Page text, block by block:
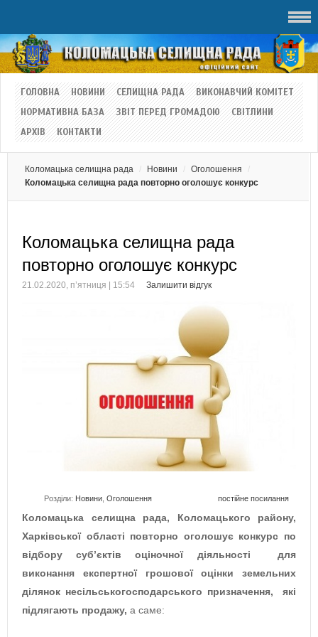
ГОЛОВНА НОВИНИ СЕЛИЩНА РАДА
ВИКОНАВЧИЙ КОМІТЕТ
НОРМАТИВНА БАЗА
ЗВІТ ПЕРЕД ГРОМАДОЮ
СВІТЛИНИ
АРХІВ
КОНТАКТИ
Коломацька селищна рада Новини
Оголошення
Коломацька селищна рада повторно оголошує конкурс
Коломацька селищна рада
повторно оголошує конкурс
21.02.2020, п’ятниця | 15:54 Залишити відгук
Розділи: Новини, Оголошення постійне посилання
Коломацька селищна рада, Коломацького району,
Харківської області повторно оголошує конкурс по
відбору суб’єктів оціночної діяльності для
виконання експертної грошової оцінки земельних
ділянок несільськогосподарського призначення, які
підлягають продажу, а саме: